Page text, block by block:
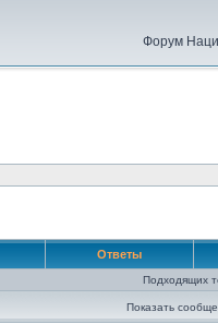
Форум
Ответы
Подходящих
Показать